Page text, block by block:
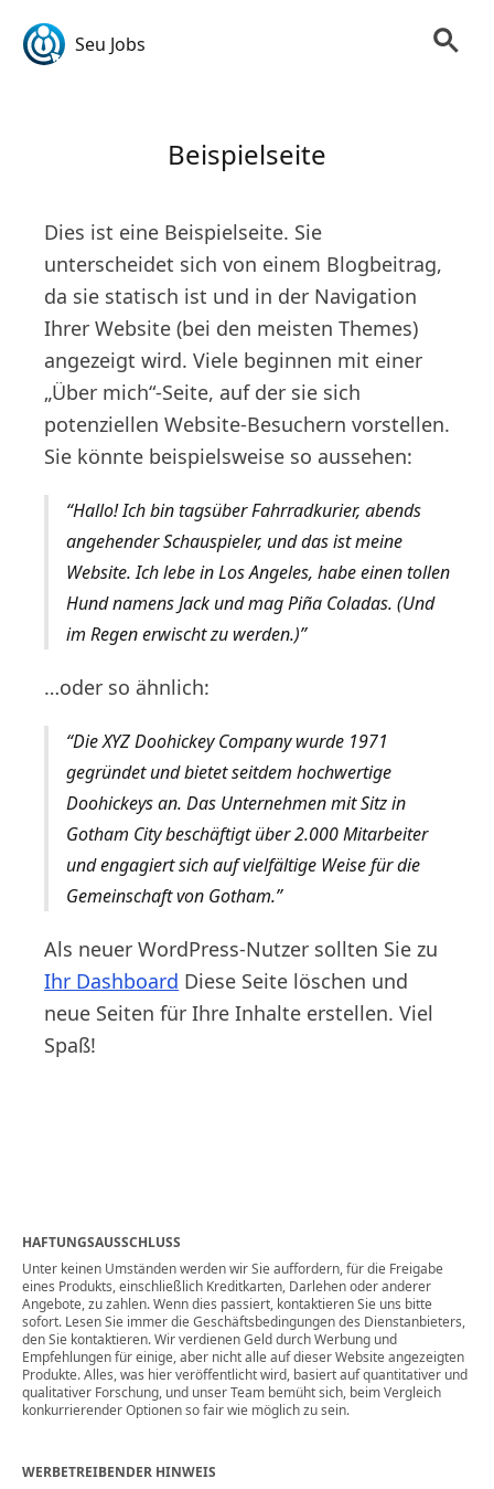
Seu Jobs
Beispielseite
Dies ist eine Beispielseite. Sie
unterscheidet sich von einem Blogbeitrag,
da sie statisch ist und in der Navigation
Ihrer Website (bei den meisten Themes)
angezeigt wird. Viele beginnen mit einer
„Über mich“-Seite, auf der sie sich
potenziellen Website-Besuchern vorstellen.
Sie könnte beispielsweise so aussehen:
Hallo! Ich bin tagsüber Fahrradkurier, abends
angehender Schauspieler, und das ist meine
Website. Ich lebe in Los Angeles, habe einen tollen
Hund namens Jack und mag Piña Coladas. (Und
im Regen erwischt zu werden.)
…oder so ähnlich:
Die XYZ Doohickey Company wurde 1971
gegründet und bietet seitdem hochwertige
Doohickeys an. Das Unternehmen mit Sitz in
Gotham City beschäftigt über 2.000 Mitarbeiter
und engagiert sich auf vielfältige Weise für die
Gemeinschaft von Gotham.
Als neuer WordPress-Nutzer sollten Sie zu
Ihr Dashboard Diese Seite löschen und
neue Seiten für Ihre Inhalte erstellen. Viel
Spaß!
HAFTUNGSAUSSCHLUSS
Unter keinen Umständen werden wir Sie auffordern, für die Freigabe
eines Produkts, einschließlich Kreditkarten, Darlehen oder anderer
Angebote, zu zahlen. Wenn dies passiert, kontaktieren Sie uns bitte
sofort. Lesen Sie immer die Geschäftsbedingungen des Dienstanbieters,
den Sie kontaktieren. Wir verdienen Geld durch Werbung und
Empfehlungen für einige, aber nicht alle auf dieser Website angezeigten
Produkte. Alles, was hier veröffentlicht wird, basiert auf quantitativer und
qualitativer Forschung, und unser Team bemüht sich, beim Vergleich
konkurrierender Optionen so fair wie möglich zu sein.
WERBETREIBENDER HINWEIS